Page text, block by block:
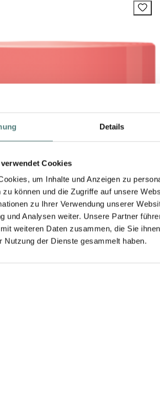
Details
Cookies
um Inhalte und Anzeigen zu
zu können und die Zugriffe auf unsere
zu Ihrer Verwendung unserer
und Analysen weiter. Unsere Partner
weiteren Daten zusammen, die Sie
Nutzung der Dienste gesammelt haben.